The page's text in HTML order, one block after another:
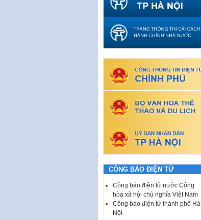
CÔNG BÁO ĐIỆN TỬ
Công báo điện tử nước Cộng
hòa xã hội chủ nghĩa Việt Nam
Công báo điện tử thành phố Hà
Nội